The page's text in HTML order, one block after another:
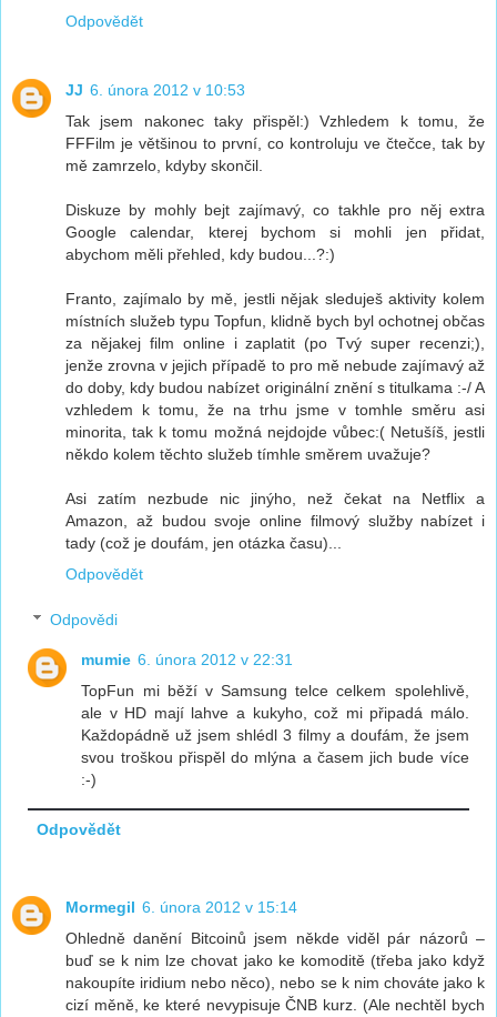
Odpovědět
JJ 6. února 2012 v 10:53
Tak jsem nakonec taky přispěl:) Vzhledem k tomu, že
FFFilm je většinou to první, co kontroluju ve čtečce, tak by
mě zamrzelo, kdyby skončil.
Diskuze by mohly bejt zajímavý, co takhle pro něj extra
Google calendar, kterej bychom si mohli jen přidat,
abychom měli přehled, kdy budou...?:)
Franto, zajímalo by mě, jestli nějak sleduješ aktivity kolem
místních služeb typu Topfun, klidně bych byl ochotnej občas
za nějakej film online i zaplatit (po Tvý super recenzi;),
jenže zrovna v jejich případě to pro mě nebude zajímavý až
do doby, kdy budou nabízet originální znění s titulkama :-/ A
vzhledem k tomu, že na trhu jsme v tomhle směru asi
minorita, tak k tomu možná nejdojde vůbec:( Netušíš, jestli
někdo kolem těchto služeb tímhle směrem uvažuje?
Asi zatím nezbude nic jinýho, než čekat na Netflix a
Amazon, až budou svoje online filmový služby nabízet i
tady (což je doufám, jen otázka času)...
Odpovědět
Odpovědi
mumie 6. února 2012 v 22:31
TopFun mi běží v Samsung telce celkem spolehlivě,
ale v HD mají lahve a kukyho, což mi připadá málo.
Každopádně už jsem shlédl 3 filmy a doufám, že jsem
svou troškou přispěl do mlýna a časem jich bude více
:-)
Odpovědět
Mormegil 6. února 2012 v 15:14
Ohledně danění Bitcoinů jsem někde viděl pár názorů –
buď se k nim lze chovat jako ke komoditě (třeba jako když
nakoupíte iridium nebo něco), nebo se k nim chováte jako k
cizí měně, ke které nevypisuje ČNB kurz. (Ale nechtěl bych